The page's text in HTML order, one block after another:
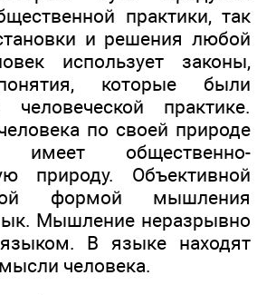
практики, так
и решения любой
использует законы,
которые были
практике.
по своей природе
имеет общественно-
природу. Объективной
формой мышления
Мышление неразрывно
В языке находят
человека.